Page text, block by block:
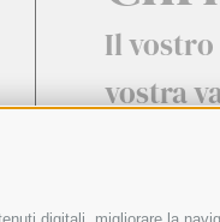
Il vostro
vostra